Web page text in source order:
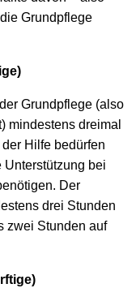
Grundpflege
Grundpflege (also
mindestens dreimal
Hilfe bedürfen
Unterstützung bei
Der
drei Stunden
zwei Stunden auf